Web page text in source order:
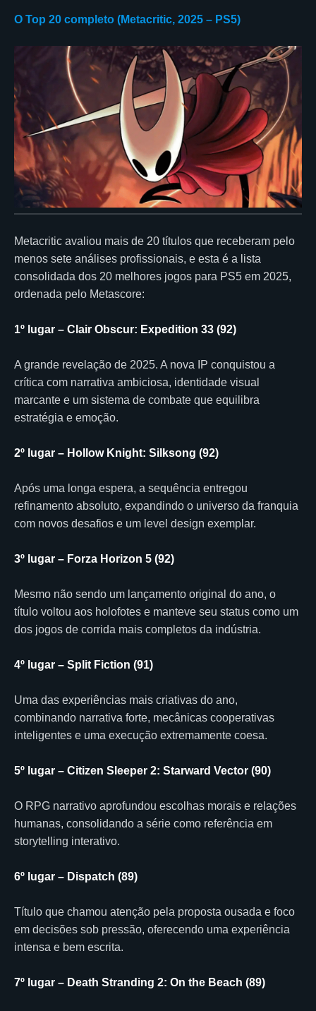
O Top 20 completo (Metacritic, 2025 – PS5)
Metacritic avaliou mais de 20 títulos que receberam pelo
menos sete análises profissionais, e esta é a lista
consolidada dos 20 melhores jogos para PS5 em 2025,
ordenada pelo Metascore:
1º lugar – Clair Obscur: Expedition 33 (92)
A grande revelação de 2025. A nova IP conquistou a
crítica com narrativa ambiciosa, identidade visual
marcante e um sistema de combate que equilibra
estratégia e emoção.
2º lugar – Hollow Knight: Silksong (92)
Após uma longa espera, a sequência entregou
refinamento absoluto, expandindo o universo da franquia
com novos desafios e um level design exemplar.
3º lugar – Forza Horizon 5 (92)
Mesmo não sendo um lançamento original do ano, o
título voltou aos holofotes e manteve seu status como um
dos jogos de corrida mais completos da indústria.
4º lugar – Split Fiction (91)
Uma das experiências mais criativas do ano,
combinando narrativa forte, mecânicas cooperativas
inteligentes e uma execução extremamente coesa.
5º lugar – Citizen Sleeper 2: Starward Vector (90)
O RPG narrativo aprofundou escolhas morais e relações
humanas, consolidando a série como referência em
storytelling interativo.
6º lugar – Dispatch (89)
Título que chamou atenção pela proposta ousada e foco
em decisões sob pressão, oferecendo uma experiência
intensa e bem escrita.
7º lugar – Death Stranding 2: On the Beach (89)